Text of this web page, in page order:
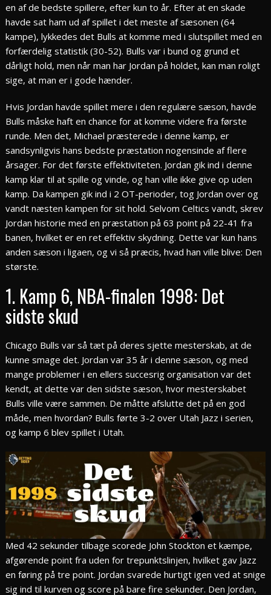
en af de bedste spillere, efter kun to år. Efter at en skade
havde sat ham ud af spillet i det meste af sæsonen (64
kampe), lykkedes det Bulls at komme med i slutspillet med en
forfærdelig statistik (30-52). Bulls var i bund og grund et
dårligt hold, men når man har Jordan på holdet, kan man roligt
sige, at man er i gode hænder.
Hvis Jordan havde spillet mere i den regulære sæson, havde
Bulls måske haft en chance for at komme videre fra første
runde. Men det, Michael præsterede i denne kamp, er
sandsynligvis hans bedste præstation nogensinde af flere
årsager. For det første effektiviteten. Jordan gik ind i denne
kamp klar til at spille og vinde, og han ville ikke give op uden
kamp. Da kampen gik ind i 2 OT-perioder, tog Jordan over og
vandt næsten kampen for sit hold. Selvom Celtics vandt, skrev
Jordan historie med en præstation på 63 point på 22-41 fra
banen, hvilket er en ret effektiv skydning. Dette var kun hans
anden sæson i ligaen, og vi så præcis, hvad han ville blive: Den
største.
1. Kamp 6, NBA-finalen 1998: Det
sidste skud
Chicago Bulls var så tæt på deres sjette mesterskab, at de
kunne smage det. Jordan var 35 år i denne sæson, og med
mange problemer i en ellers succesrig organisation var det
kendt, at dette var den sidste sæson, hvor mesterskabet
Bulls ville være sammen. De måtte afslutte det på en god
måde, men hvordan? Bulls førte 3-2 over Utah Jazz i serien,
og kamp 6 blev spillet i Utah.
Med 42 sekunder tilbage scorede John Stockton et kæmpe,
afgørende point fra uden for trepunktslinjen, hvilket gav Jazz
en føring på tre point. Jordan svarede hurtigt igen ved at snige
sig ind til kurven og score på bare fire sekunder. Den Jordan,